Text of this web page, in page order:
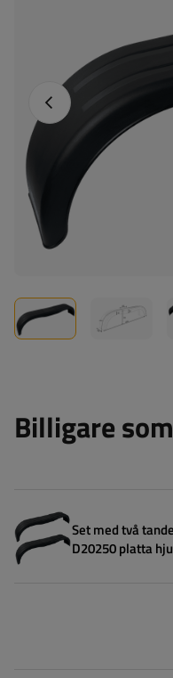
Föregående foto
Billigare
Set med två
D20250 platta